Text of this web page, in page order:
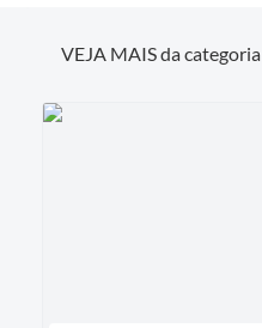
VEJA MAIS da categoria